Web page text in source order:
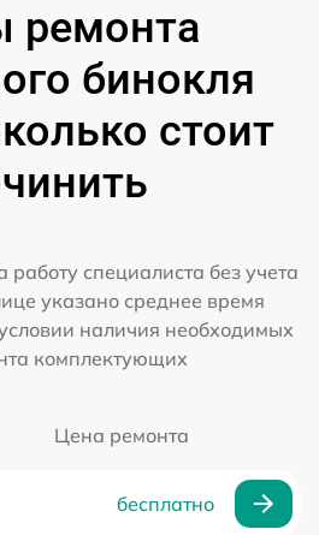
ремонта
бинокля
стоит
работу специалиста без учета
указано среднее время
наличия необходимых
комплектующих
Цена ремонта
бесплатно